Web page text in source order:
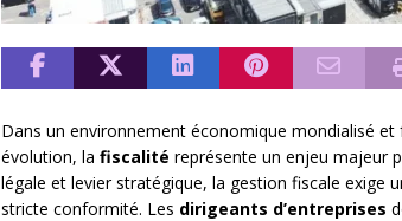
Dans un environnement économique mondialisé
évolution, la fiscalité représente un enjeu majeur
légale et levier stratégique, la gestion fiscale exige
stricte conformité. Les dirigeants d’entreprises